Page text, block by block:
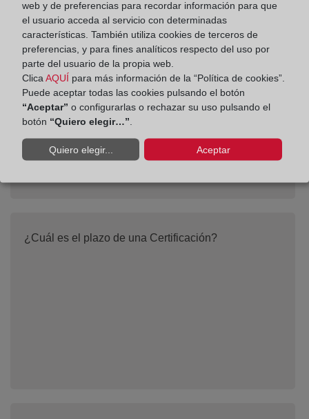
¿Cuál es el coste de la información en el Registro
Mercantil?
¿Cuál es el plazo de una Certificación?
web y de preferencias para recordar información para que
el usuario acceda al servicio con determinadas
características. También utiliza cookies de terceros de
preferencias, y para fines analíticos respecto del uso por
parte del usuario de la propia web.
Clica AQUÍ para más información de la “Política de cookies”.
Puede aceptar todas las cookies pulsando el botón
“Aceptar” o configurarlas o rechazar su uso pulsando el
botón “Quiero elegir…”
Quiero elegir... Aceptar